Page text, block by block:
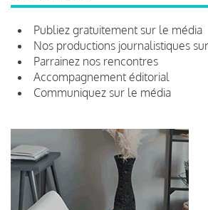
Publiez gratuitement sur le média
Nos productions journalistiques
Parrainez nos rencontres
Accompagnement éditorial
Communiquez sur le média